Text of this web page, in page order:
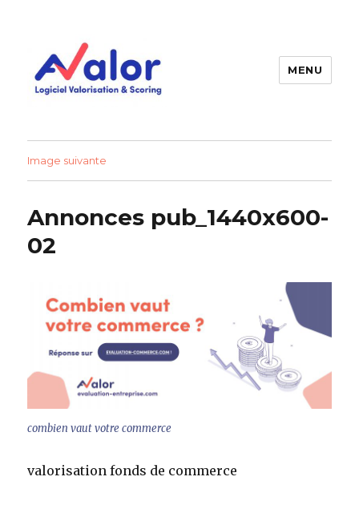
et fonds de commerce
MENU
Image suivante
Annonces pub_1440x600-
02
combien vaut votre commerce
valorisation fonds de commerce